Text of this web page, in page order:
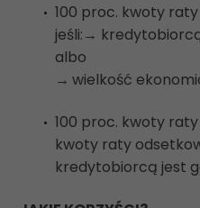
100 proc. kwoty
jeśli:→
albo
→ wielkość
100 proc. kwoty
kwoty raty
kredytobiorcą jest